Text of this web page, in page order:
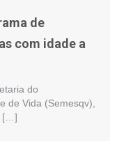
de
com idade a
do
de Vida (Semesqv),
[…]